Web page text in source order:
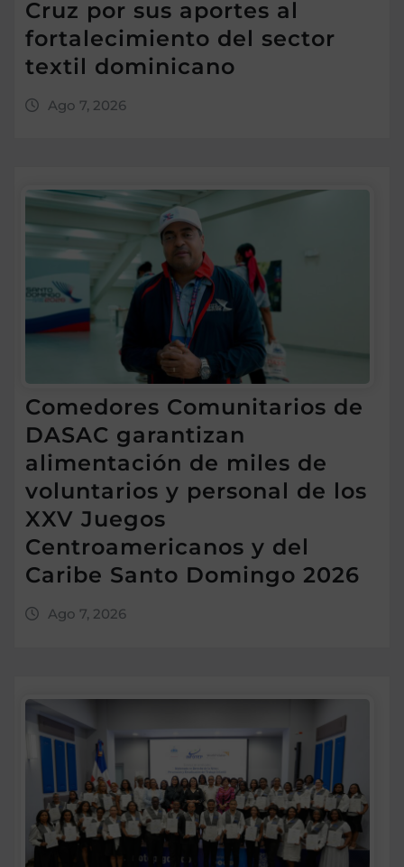
Cruz por sus aportes al
fortalecimiento del sector
textil dominicano
Ago 7, 2026
Comedores Comunitarios de
DASAC garantizan
alimentación de miles de
voluntarios y personal de los
XXV Juegos
Centroamericanos y del
Caribe Santo Domingo 2026
Ago 7, 2026